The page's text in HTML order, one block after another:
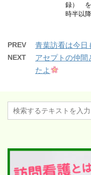
録） を
時半以
PREV 青葉訪看は今日
NEXT
アセプトの仲間
たよ